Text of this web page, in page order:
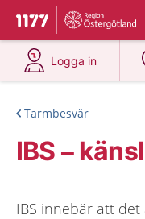
Till startsidan för 1177
Du har valt
Logga in
på 1177.se
Tarmbesvär
IBS –
IBS innebär att